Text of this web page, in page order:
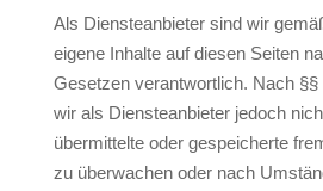
Als Diensteanbieter sind wir
eigene Inhalte auf diesen Seiten
Gesetzen verantwortlich. Nach
wir als Diensteanbieter jedoch
übermittelte oder gespeicherte
zu überwachen oder nach